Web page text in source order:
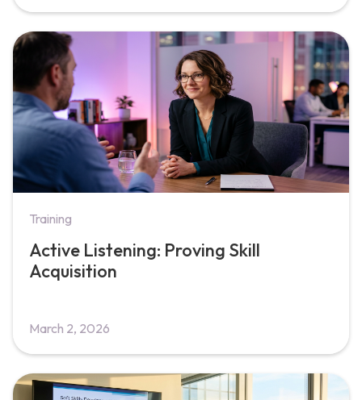
Training
Active Listening: Proving Skill
Acquisition
March 2, 2026